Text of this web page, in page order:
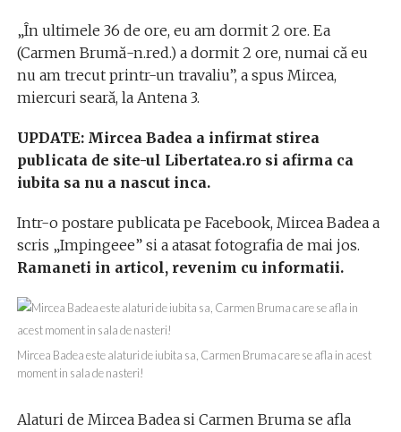
„În ultimele 36 de ore, eu am dormit 2 ore. Ea
(Carmen Brumă-n.red.) a dormit 2 ore, numai că eu
nu am trecut printr-un travaliu”, a spus Mircea,
miercuri seară, la Antena 3.
UPDATE: Mircea Badea a infirmat stirea
publicata de site-ul Libertatea.ro si afirma ca
iubita sa nu a nascut inca.
Intr-o postare publicata pe Facebook, Mircea Badea a
scris „Impingeee” si a atasat fotografia de mai jos.
Ramaneti in articol, revenim cu informatii.
Mircea Badea este alaturi de iubita sa, Carmen Bruma care se afla in acest
moment in sala de nasteri!
Alaturi de Mircea Badea si Carmen Bruma se afla